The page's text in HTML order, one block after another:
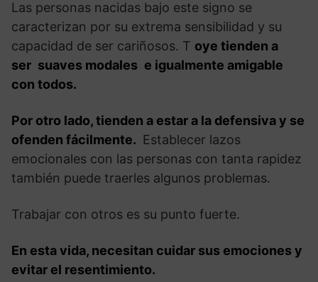
Las personas nacidas bajo este signo se
caracterizan por su extrema sensibilidad y su
capacidad de ser cariñosos. T oye tienden a
ser suaves modales e igualmente amigable
con todos.
Por otro lado, tienden a estar a la defensiva y se
ofenden fácilmente. Establecer lazos
emocionales con las personas con tanta rapidez
también puede traerles algunos problemas.
Trabajar con otros es su punto fuerte.
En esta vida, necesitan cuidar sus emociones y
evitar el resentimiento.